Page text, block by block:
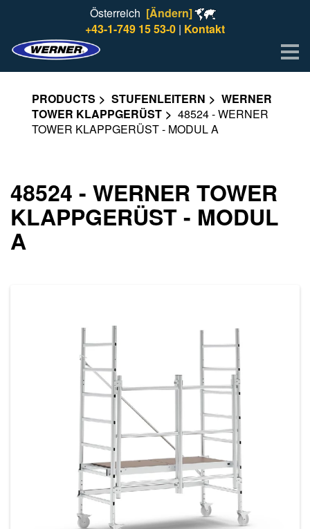
Österreich [Ändern]
+43-1-749 15 53-0 | Kontakt
PRODUCTS STUFENLEITERN
WERNER
TOWER KLAPPGERÜST
48524 - WERNER
TOWER KLAPPGERÜST - MODUL A
48524 - WERNER TOWER
KLAPPGERÜST - MODUL
A